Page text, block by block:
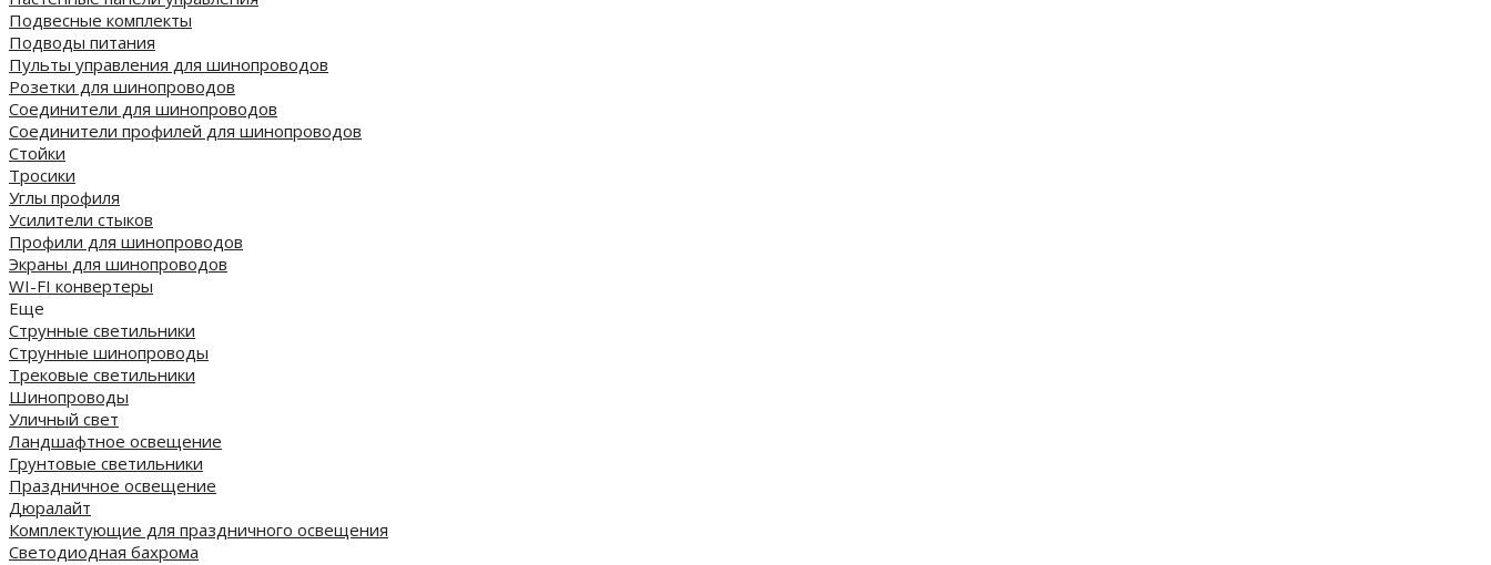
Подвесные комплекты
Подводы питания
Пульты управления для шинопроводов
Розетки для шинопроводов
Соединители для шинопроводов
Соединители профилей для шинопроводов
Стойки
Тросики
Углы профиля
Усилители стыков
Профили для шинопроводов
Экраны для шинопроводов
WI-FI конвертеры
Еще
Струнные светильники
Струнные шинопроводы
Трековые светильники
Шинопроводы
Уличный свет
Ландшафтное освещение
Грунтовые светильники
Праздничное освещение
Дюралайт
Комплектующие для праздничного освещения
Светодиодная бахрома